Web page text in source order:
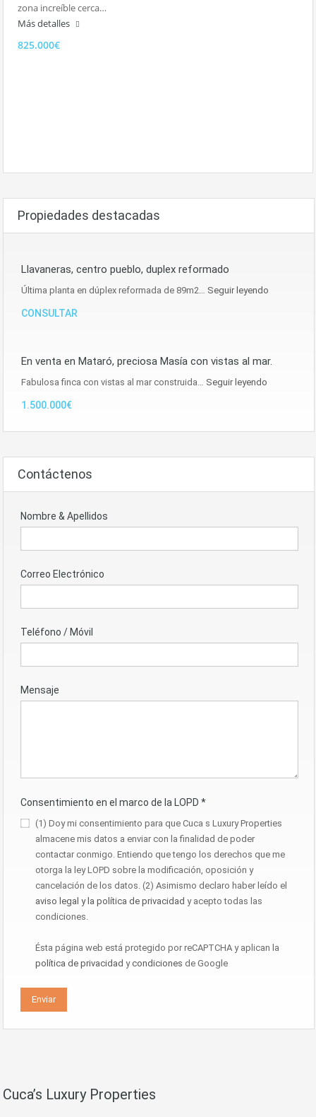
zona increíble cerca…
Más detalles
825.000€
Propiedades destacadas
Llavaneras, centro pueblo, duplex reformado
Última planta en dúplex reformada de 89m2… Seguir leyendo
CONSULTAR
En venta en Mataró, preciosa Masía con vistas al mar.
Fabulosa finca con vistas al mar construida… Seguir leyendo
1.500.000€
Contáctenos
Nombre & Apellidos
Correo Electrónico
Teléfono / Móvil
Mensaje
Consentimiento en el marco de la LOPD *
(1) Doy mi consentimiento para que Cuca s Luxury Properties
almacene mis datos a enviar con la finalidad de poder
contactar conmigo. Entiendo que tengo los derechos que me
otorga la ley LOPD sobre la modificación, oposición y
cancelación de los datos. (2) Asimismo declaro haber leído el
aviso legal y la política de privacidad y acepto todas las
condiciones.
Ésta página web está protegido por reCAPTCHA y aplican la
política de privacidad ycondiciones de Google
Cuca’s Luxury Properties